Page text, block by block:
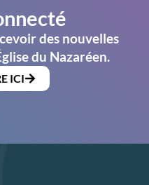
des nouvelles
du Nazaréen.
ICI